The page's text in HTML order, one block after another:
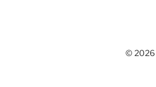
© 2026